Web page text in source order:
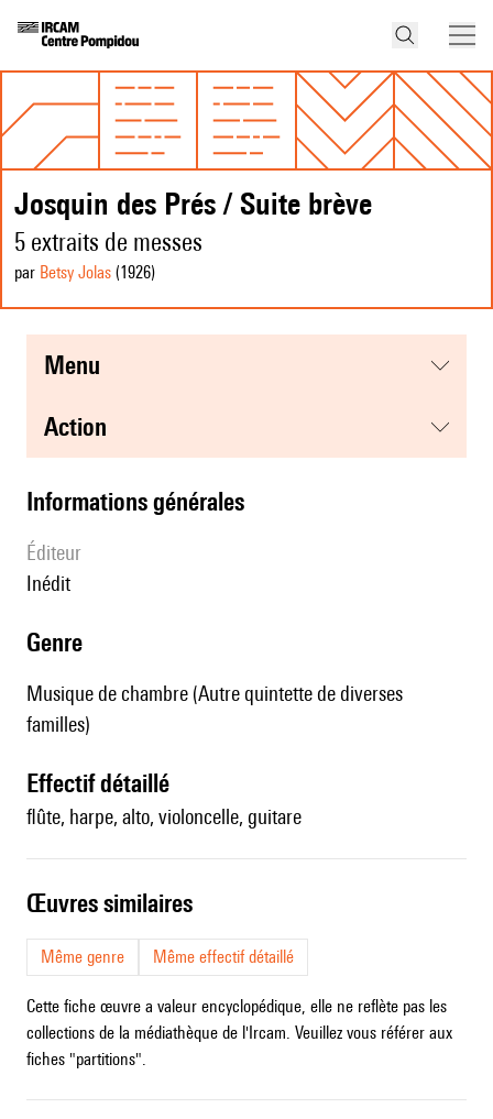
Josquin des Prés / Suite brève
5 extraits de messes
par Betsy Jolas (1926)
menu
action
informations générales
éditeur
Inédit
genre
Musique de chambre (Autre quintette de diverses
familles)
effectif détaillé
flûte, harpe, alto, violoncelle, guitare
œuvres similaires
Même genre Même effectif détaillé
Cette fiche œuvre a valeur encyclopédique, elle ne reflète pas les
collections de la médiathèque de l'Ircam. Veuillez vous référer aux
fiches "partitions".